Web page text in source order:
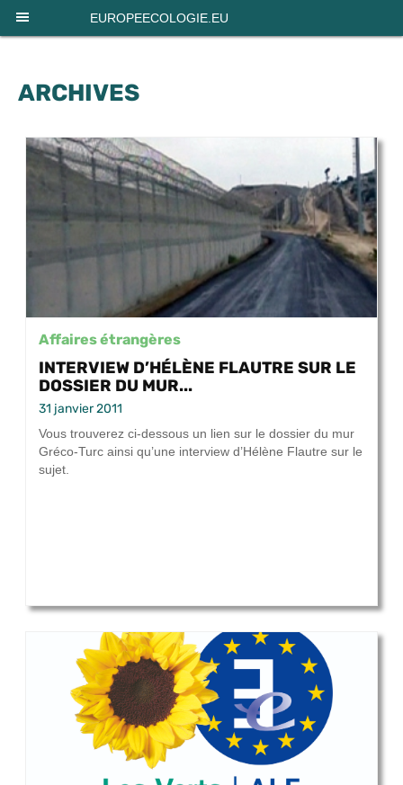
EUROPEECOLOGIE.EU
ARCHIVES
Affaires étrangères
INTERVIEW D’HÉLÈNE FLAUTRE SUR LE
DOSSIER DU MUR...
31 janvier 2011
Vous trouverez ci-dessous un lien sur le dossier du mur
Gréco-Turc ainsi qu’une interview d’Hélène Flautre sur le
sujet.